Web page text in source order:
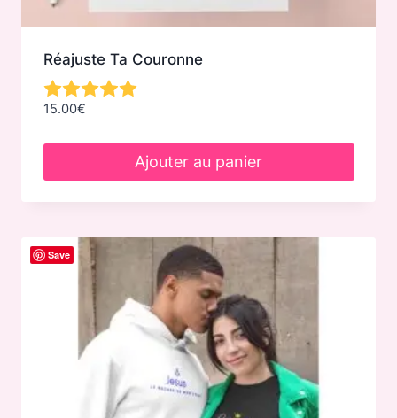
Réajuste Ta Couronne
15.00€
Ajouter au panier
Save